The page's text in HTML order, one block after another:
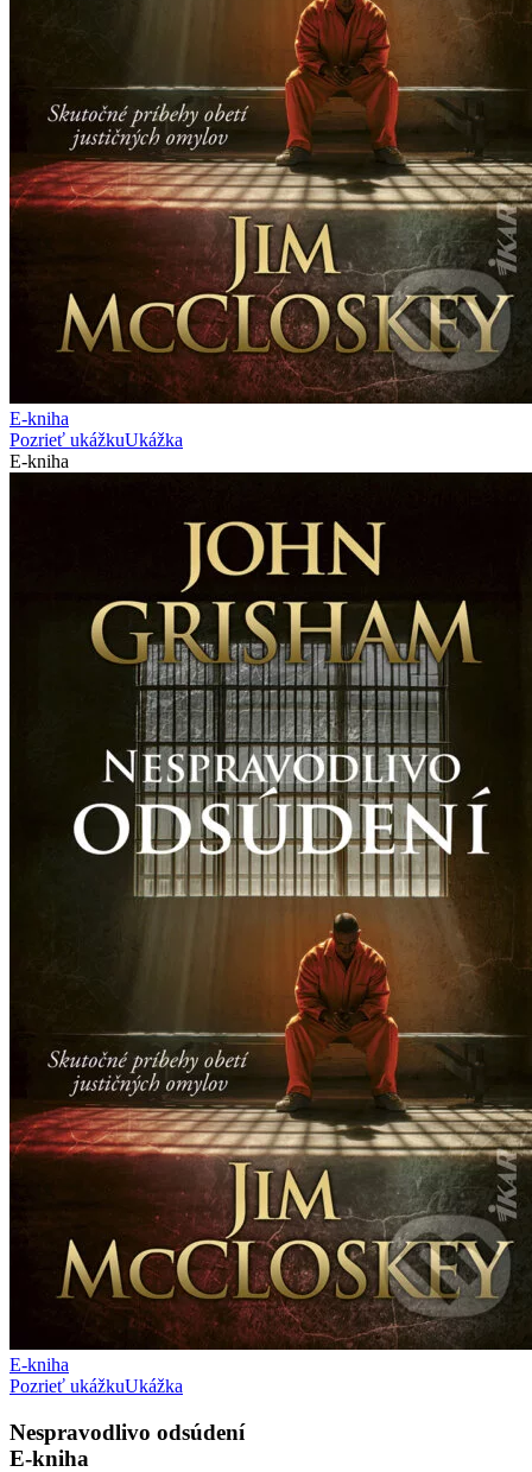
E-kniha
Pozrieť ukážkuUkážka
E-kniha
E-kniha
Pozrieť ukážkuUkážka
Nespravodlivo odsúdení
E-kniha